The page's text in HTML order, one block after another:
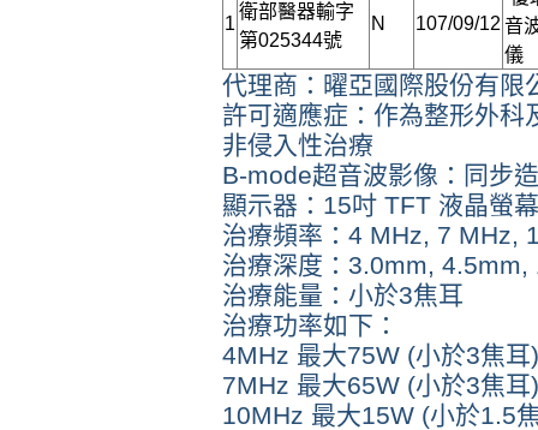
1
衛部醫器輸字
第025344號
N 107/09/12 音
儀
代理商：曜亞國際股份有限
許可適應症：作為整形外科
非侵入性治療
B-mode超音波影像：同步
顯示器：15吋 TFT 液晶螢
治療頻率：4 MHz, 7 MHz,
治療深度：3.0mm, 4.5mm,
治療能量：小於3焦耳
治療功率如下：
4MHz 最大75W (小於3焦耳)
7MHz 最大65W (小於3焦耳)
10MHz 最大15W (小於1.5